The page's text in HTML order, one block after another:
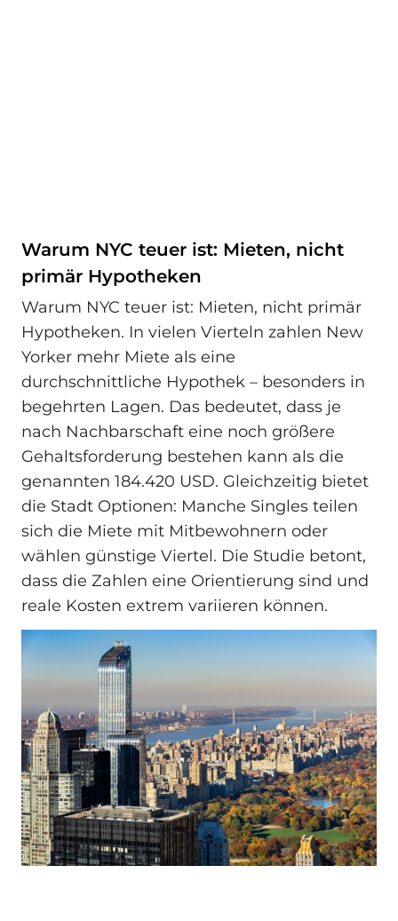
Warum NYC teuer ist: Mieten, nicht
primär Hypotheken
Warum NYC teuer ist: Mieten, nicht primär
Hypotheken. In vielen Vierteln zahlen New
Yorker mehr Miete als eine
durchschnittliche Hypothek – besonders in
begehrten Lagen. Das bedeutet, dass je
nach Nachbarschaft eine noch größere
Gehaltsforderung bestehen kann als die
genannten 184.420 USD. Gleichzeitig bietet
die Stadt Optionen: Manche Singles teilen
sich die Miete mit Mitbewohnern oder
wählen günstige Viertel. Die Studie betont,
dass die Zahlen eine Orientierung sind und
reale Kosten extrem variieren können.